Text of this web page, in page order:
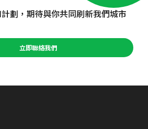
劃，期待與你共同刷新我們城市
立即聯絡我們